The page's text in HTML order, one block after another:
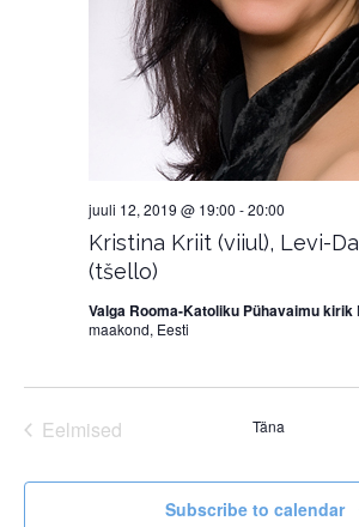
Kristina Kriit (viiul), Levi-
(tšello)
juuli 12, 2019 @ 19:00 -20:00
Valga Rooma-Katoliku Pühavaimu kirik
maakond, Eesti
Eelmised
Täna
Subscribe to calendar